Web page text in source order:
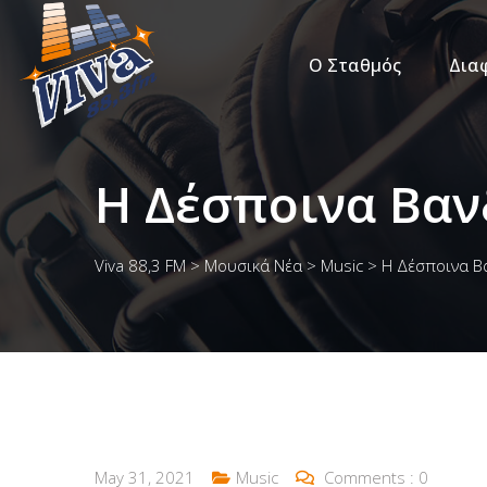
Ο Σταθμός
Η Δέσποινα
Viva 88,3 FM>Μουσικά Νέα> Music > Η Δέσποινα
May 31, 2021 Music Comments : 0